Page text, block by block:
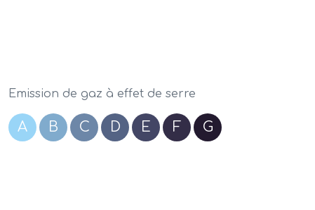
Emission de gaz à effet de serre
A B C D E F G